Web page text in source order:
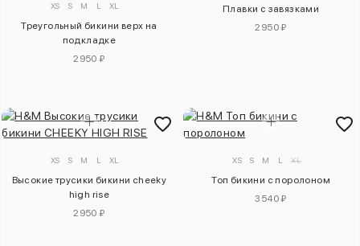
XS S M L XL
Треугольный бикини верх на
подкладке
2950 ₽
Плавки с завязками
2950 ₽
XS S M L XL
Высокие трусики бикини cheeky
high rise
2950 ₽
XS S M L XL
Топ бикини с поролоном
3540 ₽